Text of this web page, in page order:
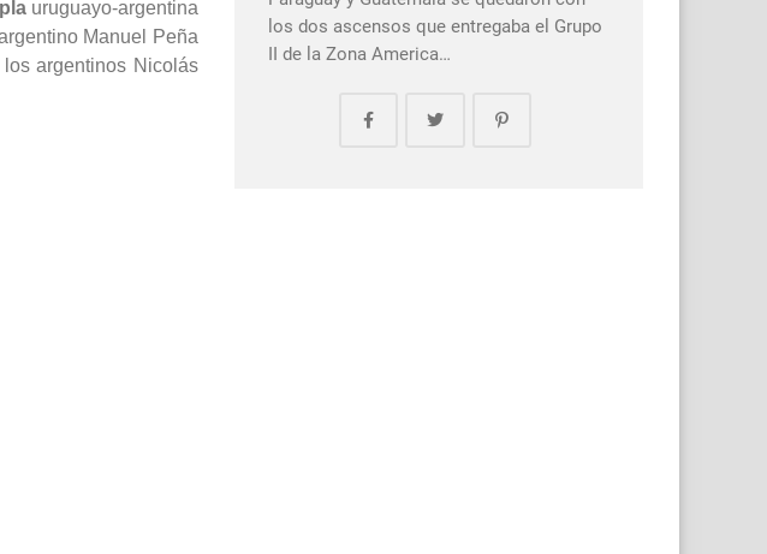
uruguayo-argentina
Manuel Peña
argentinos Nicolás
los dos ascensos que entregaba el Grupo
II de la Zona America…